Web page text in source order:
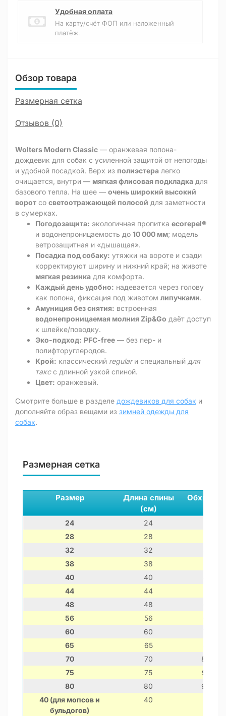
Удобная оплата
На карту/счёт ФОП или наложенный
платёж.
Обзор товара
Размерная сетка
Отзывов (0)
Wolters Modern Classic — оранжевая попона-
дождевик для собак с усиленной защитой от непогоды
и удобной посадкой. Верх из полиэстера легко
очищается, внутри — мягкая флисовая подкладка для
базового тепла. На шее — очень широкий высокий
ворот со светоотражающей полосой для заметности
в сумерках.
Погодозащита: экологичная пропитка ecorepel®
и водонепроницаемость до 10 000 мм; модель
ветрозащитная и «дышащая».
Посадка под собаку: утяжки на вороте и сзади
корректируют ширину и нижний край; на животе
мягкая резинка для комфорта.
Каждый день удобно: надевается через голову
как попона, фиксация под животом липучками.
Амуниция без снятия: встроенная
водонепроницаемая молния Zip&Go даёт доступ
к шлейке/поводку.
Эко-подход: PFC-free — без пер- и
полифторуглеродов.
Крой: классический regularи специальный для
таксс длинной узкой спиной.
Цвет: оранжевый.
Смотрите больше в разделе дождевиков для собак и
дополняйте образ вещами из зимней одежды для
собак.
Размерная сетка
Размер
Длина спины
(см)
Обхват
24 24
28
28
32
32
38
38
46-56
40
40
49-60
44
44
48
48
60-72
56
56
68-83
60
60
73-90
65
65
70
70
86-105
75
75
92-110
80
80
98-120
40 (для мопсов и
бульдогов)
40